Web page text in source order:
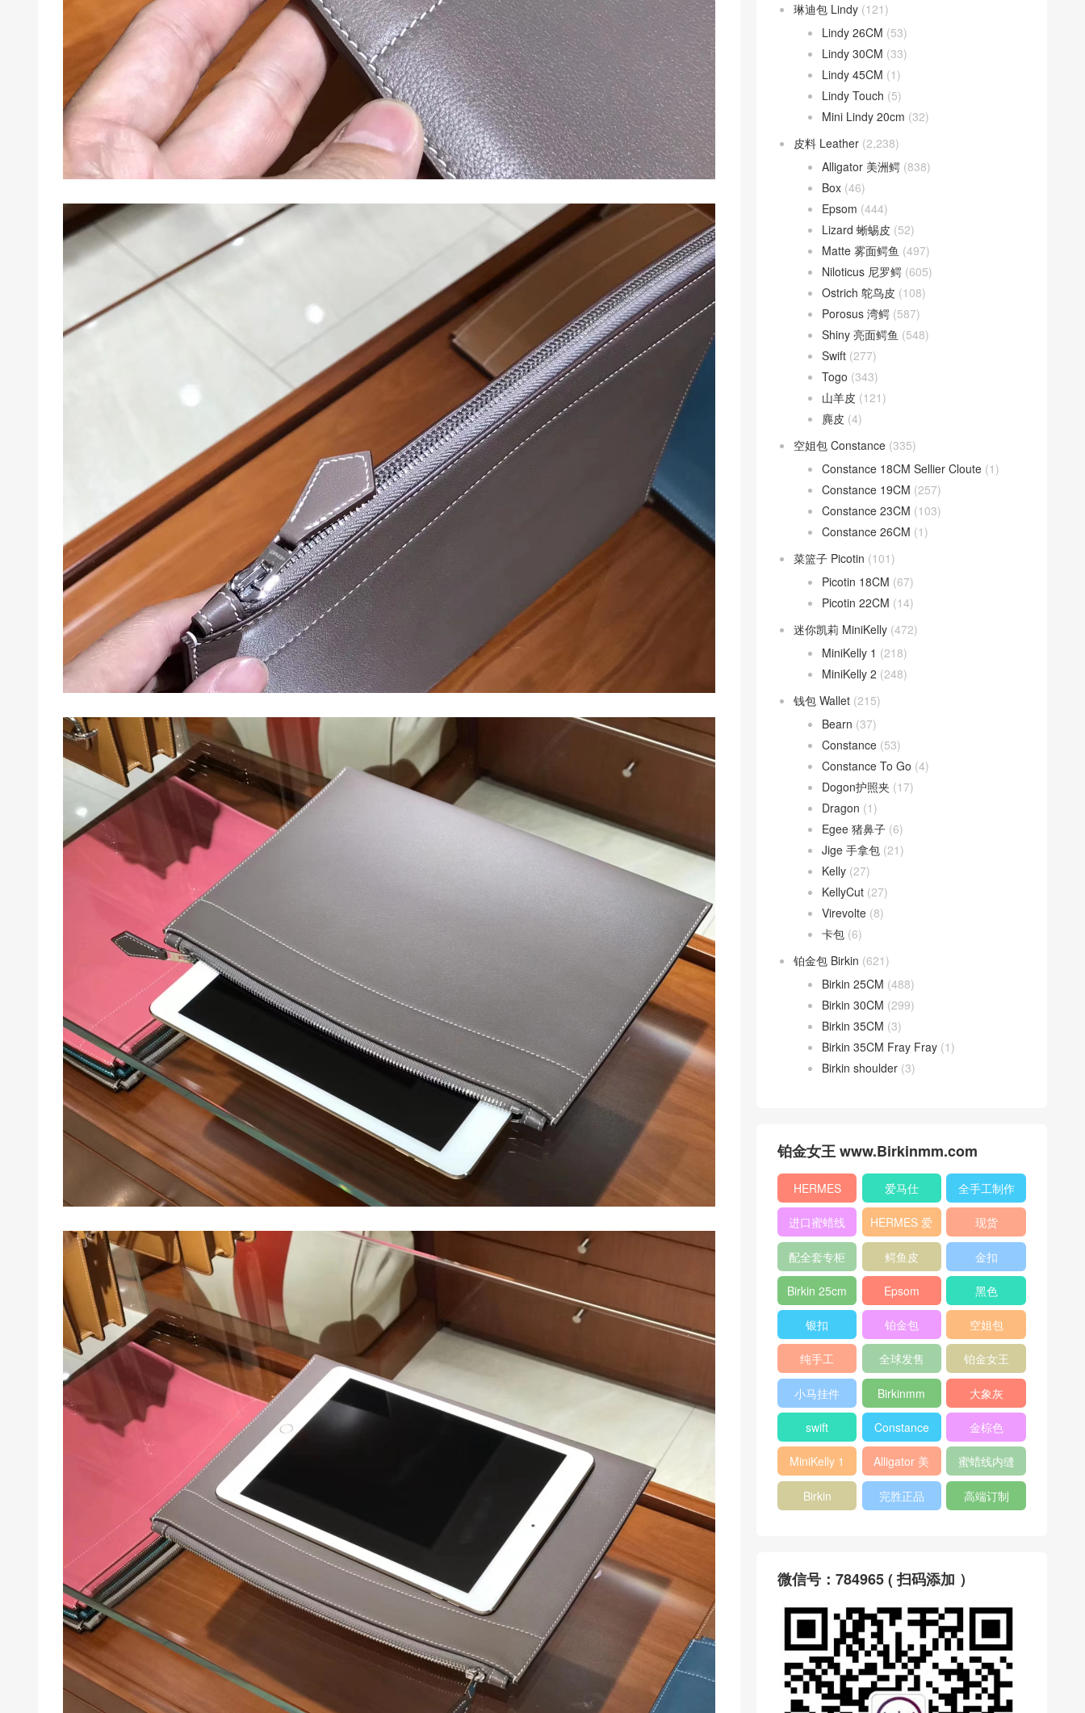
琳迪包 Lindy (121)
Lindy 26CM (53)
Lindy 30CM (33)
Lindy 45CM (1)
Lindy Touch (5)
Mini Lindy 20cm (32)
皮料 Leather (2,238)
Alligator 美洲鳄 (838)
Box (46)
Epsom (444)
Lizard 蜥蜴皮 (52)
Matte 雾面鳄鱼 (497)
Niloticus 尼罗鳄 (605)
Ostrich 鸵鸟皮 (108)
Porosus 湾鳄 (587)
Shiny 亮面鳄鱼 (548)
Swift (277)
Togo (343)
山羊皮 (121)
麂皮 (4)
空姐包 Constance (335)
Constance 18CM Sellier Cloute (1)
Constance 19CM (257)
Constance 23CM (103)
Constance 26CM (1)
菜篮子 Picotin (101)
Picotin 18CM (67)
Picotin 22CM (14)
迷你凯莉 MiniKelly (472)
MiniKelly 1 (218)
MiniKelly 2 (248)
钱包 Wallet (215)
Bearn (37)
Constance (53)
Constance To Go (4)
Dogon护照夹 (17)
Dragon (1)
Egee 猪鼻子 (6)
Jige 手拿包 (21)
Kelly (27)
KellyCut (27)
Virevolte (8)
卡包 (6)
铂金包 Birkin (621)
Birkin 25CM (488)
Birkin 30CM (299)
Birkin 35CM (3)
Birkin 35CM Fray Fray (1)
Birkin shoulder (3)
铂金女王 www.Birkinmm.com
HERMES 爱马仕 全手工制作
进口蜜蜡线
HERMES 爱
马仕
现货
配全套专柜
原版包装
鳄鱼皮 金扣
Birkin 25cm Epsom 黑色
银扣 铂金包 空姐包
纯手工 全球发售 铂金女王
小马挂件 Birkinmm 大象灰
swift Constance 金棕色
MiniKelly 1
Alligator 美
洲鳄
蜜蜡线内缝
Birkin 完胜正品 高端订制
微信号：784965 ( 扫码添加 ）